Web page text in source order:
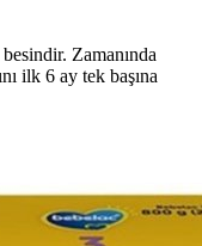
Zamanında
ilk 6 ay tek başına